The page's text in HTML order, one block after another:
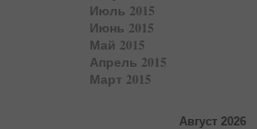
Июль 2015
Июнь 2015
Май 2015
Апрель 2015
Март 2015
Август 2026